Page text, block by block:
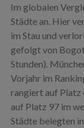
Im globalen
Städte an. Hier
im Stau und
gefolgt von
Stunden).
Vorjahr im
rangiert auf Platz
auf Platz 97 im
Städte belegten